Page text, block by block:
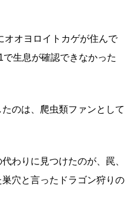
オオヨロイトカゲが住んで
生息が確認できなかった
のは、爬虫類ファンとして
わりに見つけたのが、罠、
穴と言ったドラゴン狩りの